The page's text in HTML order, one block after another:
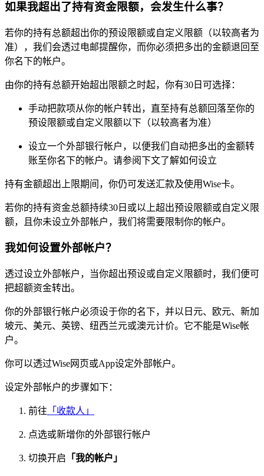
如果我超出了持有资金限额，会发生什么事？
若你的持有总额超出你的预设限额或自定义限额（以较高者为
准），我们会透过电邮提醒你，而你必须把多出的金额退回至
你名下的帐户。
由你的持有总额开始超出限额之时起，你有30日可选择：
手动把款项从你的帐户转出，直至持有总额回落至你的
预设限额或自定义限额以下（以较高者为准）
设立一个外部银行帐户，以便我们自动把多出的金额转
账至你名下的帐户。请参阅下文了解如何设立
持有金额超出上限期间，你仍可发送汇款及使用Wise卡。
若你的持有资金总额持续30日或以上超出预设限额或自定义限
额，且你未设立外部帐户，我们将需要限制你的帐户。
我如何设置外部帐户？
透过设立外部帐户，当你超出预设或自定义限额时，我们便可
把超额资金转出。
你的外部银行帐户必须设于你的名下，并以日元、欧元、新加
坡元、美元、英镑、纽西兰元或澳元计价。它不能是Wise帐
户。
你可以透过Wise网页或App设定外部帐户。
设定外部帐户的步骤如下：
前往 「收款人」
点选或新增你的外部银行帐户
切换开启 「我的帐户」